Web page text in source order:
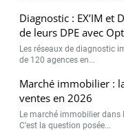
Diagnostic : EX’IM
de leurs DPE avec
Les réseaux de diagnostic
de 120 agences en...
Marché immobilier :
ventes en 2026
Le marché immobilier dans
C’est la question posée...